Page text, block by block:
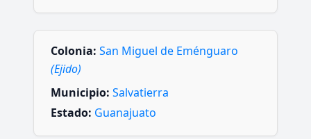
Colonia: San Miguel de Eménguaro
(Ejido)
Municipio: Salvatierra
Estado: Guanajuato